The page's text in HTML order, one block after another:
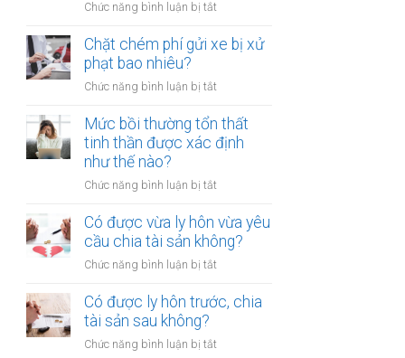
sắt
xử
nào?
Chức năng bình luận bị tắt
không
chứng
lập
di
đất?
Chặt chém phí gửi xe bị xử
phạt bao nhiêu?
Chức năng bình luận bị tắt
chém
phí
gửi
bị
phạt
bao
Mức bồi thường tổn thất
tinh thần được xác định
như thế nào?
Chức năng bình luận bị tắt
bồi
thường
tổn
thất
thần
Có được vừa ly hôn vừa yêu
cầu chia tài sản không?
Chức năng bình luận bị tắt
được
hôn
Có được ly hôn trước, chia
tài sản sau không?
Chức năng bình luận bị tắt